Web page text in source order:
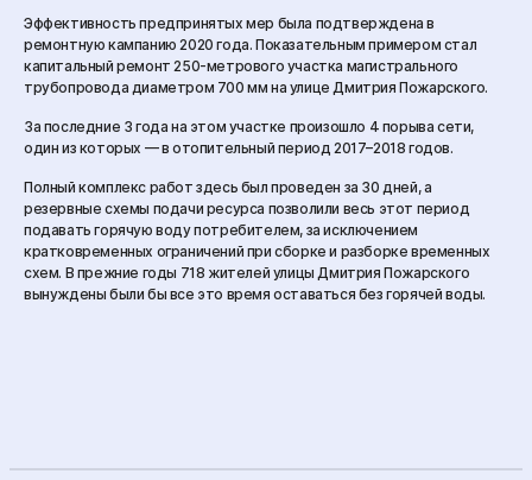
Эффективность предпринятых мер была подтверждена в
ремонтную кампанию 2020 года. Показательным примером стал
капитальный ремонт 250-метрового участка магистрального
трубопровода диаметром 700 мм на улице Дмитрия Пожарского.
За последние 3 года на этом участке произошло 4 порыва сети,
один из которых — в отопительный период 2017–2018 годов.
Полный комплекс работ здесь был проведен за 30 дней, а
резервные схемы подачи ресурса позволили весь этот период
подавать горячую воду потребителем, за исключением
кратковременных ограничений при сборке и разборке временных
схем. В прежние годы 718 жителей улицы Дмитрия Пожарского
вынуждены были бы все это время оставаться без горячей воды.